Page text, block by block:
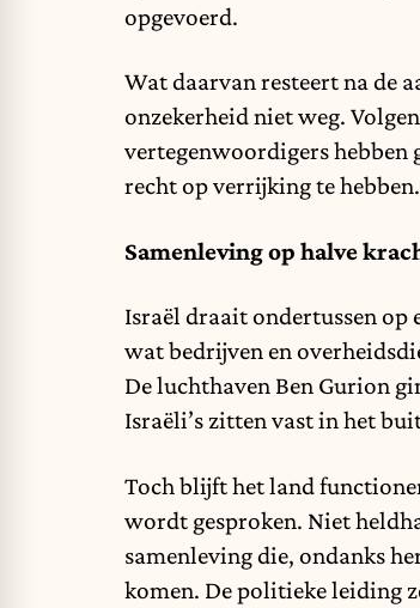
opgevoerd.
Wat daarvan resteert na de
onzekerheid niet weg.
vertegenwoordigers hebben
recht op verrijking te hebben.
Samenleving op halve
Israël draait ondertussen op
wat bedrijven en
De luchthaven Ben Gurion
Israëli’s zitten vast in het
Toch blijft het land
wordt gesproken. Niet
samenleving die, ondanks
komen. De politieke leiding